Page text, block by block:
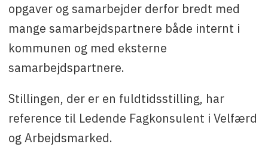
opgaver og samarbejder derfor bredt med
mange samarbejdspartnere både internt i
kommunen og med eksterne
samarbejdspartnere.
Stillingen, der er en fuldtidsstilling, har
reference til Ledende Fagkonsulent i Velfærd
og Arbejdsmarked.